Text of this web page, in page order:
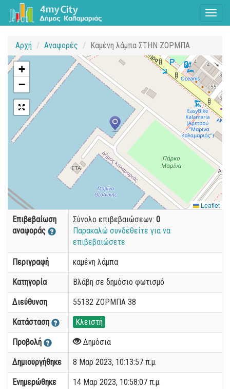
Αρχή Αναφορές Καμένη λάμπα ΣΤΗΝ ΖΟΡΜΠΑ
+
−
Leaflet
Επιβεβαίωση
αναφοράς
Σύνολο επιβεβαιώσεων: 0
Παρακαλώ συνδεθείτε για να
επιβεβαιώσετε
Περιγραφή καμένη λάμπα
Κατηγορία Βλάβη σε δημόσιο φωτισμό
Διεύθυνση 55132 ΖΟΡΜΠΑ 38
Κατάσταση Κλειστή
Προβολή Δημόσια
Δημιουργήθηκε 8 Μαρ 2023, 10:13:57 π.μ.
Ενημερώθηκε 14 Μαρ 2023, 10:58:07 π.μ.